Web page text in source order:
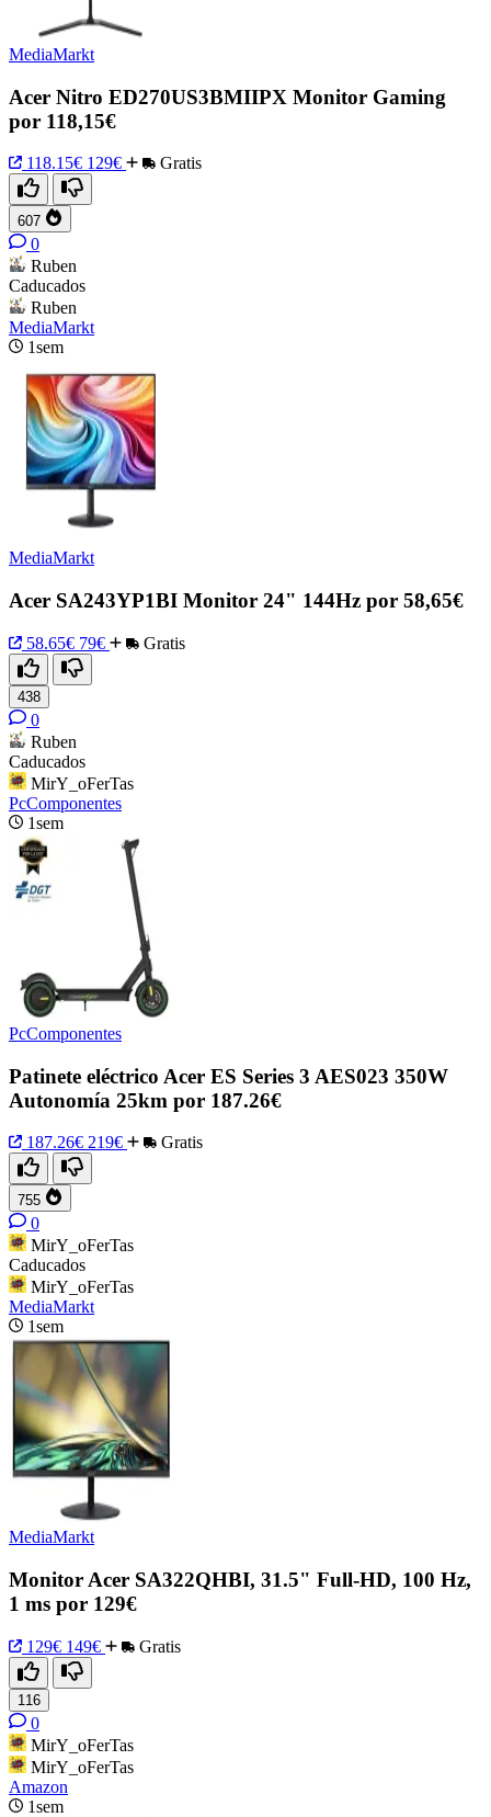
MediaMarkt
Acer Nitro ED270US3BMIIPX Monitor Gaming
por 118,15€
118.15€ 129€ Gratis
607
0
Ruben
Caducados
Ruben
MediaMarkt
1sem
MediaMarkt
Acer SA243YP1BI Monitor 24" 144Hz por 58,65€
58.65€ 79€ Gratis
438
0
Ruben
Caducados
MirY_oFerTas
PcComponentes
1sem
PcComponentes
Patinete eléctrico Acer ES Series 3 AES023 350W
Autonomía 25km por 187.26€
187.26€ 219€ Gratis
755
0
MirY_oFerTas
Caducados
MirY_oFerTas
MediaMarkt
1sem
MediaMarkt
Monitor Acer SA322QHBI, 31.5" Full-HD, 100 Hz,
1 ms por 129€
129€ 149€ Gratis
116
0
MirY_oFerTas
MirY_oFerTas
Amazon
1sem